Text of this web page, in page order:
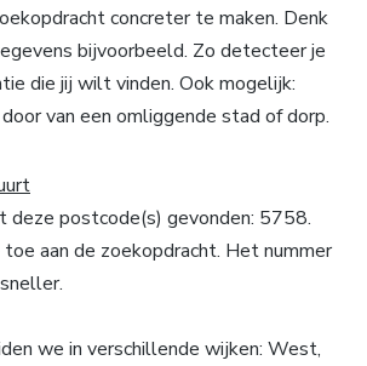
concreter te maken. Denk
bijvoorbeeld. Zo detecteer je
die jij wilt vinden. Ook mogelijk:
van een omliggende stad of dorp.
postcode(s) gevonden: 5758.
aan de zoekopdracht. Het nummer
we in verschillende wijken: West,